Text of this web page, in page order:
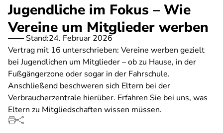
Jugendliche im Fokus – Wie
Vereine um Mitglieder werben
Stand:24. Februar 2026
Vertrag mit 16 unterschrieben: Vereine werben gezielt
bei Jugendlichen um Mitglieder – ob zu Hause, in der
Fußgängerzone oder sogar in der Fahrschule.
Anschließend beschweren sich Eltern bei der
Verbraucherzentrale hierüber. Erfahren Sie bei uns, was
Eltern zu Mitgliedschaften wissen müssen.